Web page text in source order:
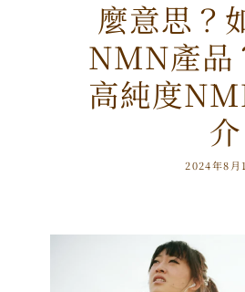
麼意思？
NMN產品
高純度
介
2024年8月